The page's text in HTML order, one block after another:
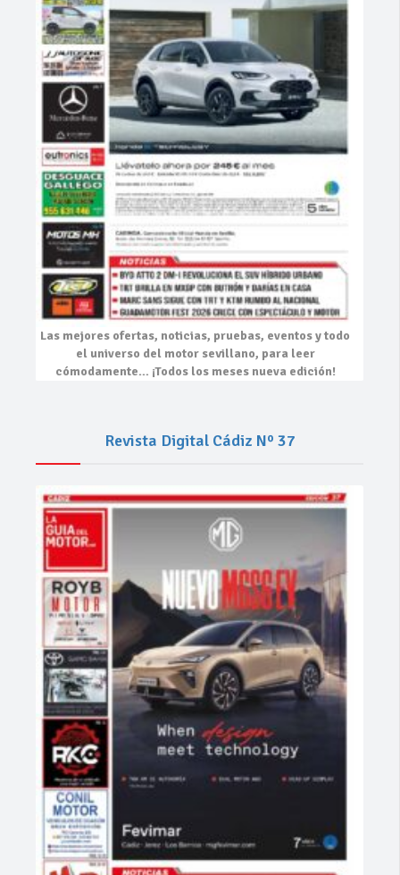
Las mejores ofertas, noticias, pruebas, eventosy todo
el universo del motor sevillano, para leer
cómodamente… ¡Todos los meses nueva edición!
Revista Digital Cádiz Nº 37